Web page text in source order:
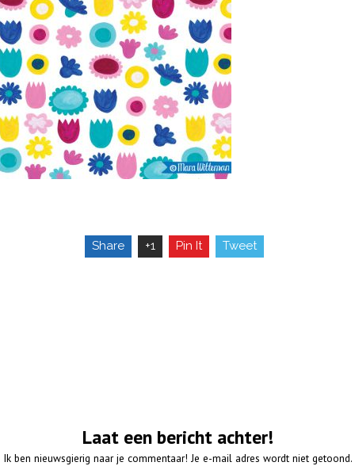
Share +1 Pin It Tweet
Laat een bericht achter!
Ik ben nieuwsgierig naar je commentaar! Je e-mail adres wordt niet getoond.